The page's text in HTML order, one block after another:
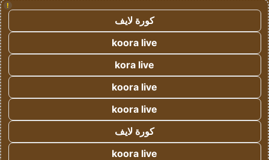
!
كورة لايف
koora live
kora live
koora live
koora live
كورة لايف
koora live